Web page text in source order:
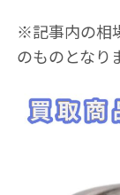
※記事内の相
のものとなり